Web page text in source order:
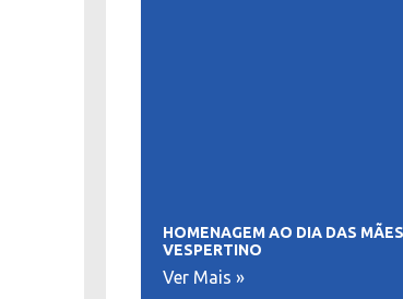
HOMENAGEM AO DIA DAS
VESPERTINO
Ver Mais »